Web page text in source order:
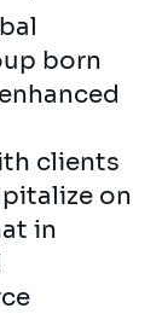
born
clients
on
in